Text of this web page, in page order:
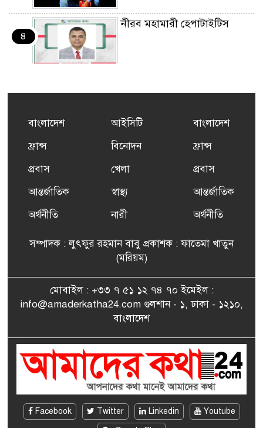
৪
নীরব মহামারী হেপাটাইটিস
৫
এর সম্পূর্ণ বিনামূল্যের সুশি
ফ্রান্সসহ ইউরোপীয় দেশসমূহে
দাবদাহ: কারণ, প্রভাব ও করণীয়
ফ্রান্সে সংবর্ধিত হলেন যুক্তরাজ্য
বিএনপি’র আহ্বায়ক কমিটির
সাংবাদিকতায় কৃতিত্বের পুরস্কার
এমপি মমতাজ আলোকে
জেলা প্রবাসী এসোসিয়েশন’
বেদে সম্প্রদায় নিয়ে প্যারিসে
তথ্য-চলচ্চিত্র “ভাসমান জীবন”
বাংলাদেশ
ফ্রান্স
প্রবাস
আন্তর্জাতিক
অর্থনীতি
আইসিটি
বিনোদন
খেলা
স্বাস্থ্য
নারী
বাংলাদেশ
ফ্রান্স
প্রবাস
আন্তর্জাতিক
অর্থনীতি
সম্পাদক : লুৎফুর রহমান বাবু প্রকাশক : ফাতেমা খাতুন
(মরিয়ম)
মোবাইল : +৩৩ ৭ ৫১ ১২ ৭৪ ৭০ ইমেইল :
info@amaderkatha24.com গুলশান - ১, ঢাকা - ১২১০,
বাংলাদেশ
Facebook Twitter Linkedin
Youtube